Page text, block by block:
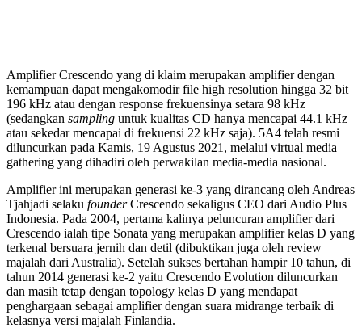
Amplifier Crescendo yang di klaim merupakan amplifier dengan
kemampuan dapat mengakomodir file high resolution hingga 32 bit
196 kHz atau dengan response frekuensinya setara 98 kHz
(sedangkan sampling untuk kualitas CD hanya mencapai 44.1 kHz
atau sekedar mencapai di frekuensi 22 kHz saja). 5A4 telah resmi
diluncurkan pada Kamis, 19 Agustus 2021, melalui virtual media
gathering yang dihadiri oleh perwakilan media-media nasional.
Amplifier ini merupakan generasi ke-3 yang dirancang oleh Andreas
Tjahjadi selaku founderCrescendo sekaligus CEO dari Audio Plus
Indonesia. Pada 2004, pertama kalinya peluncuran amplifier dari
Crescendo ialah tipe Sonata yang merupakan amplifier kelas D yang
terkenal bersuara jernih dan detil (dibuktikan juga oleh review
majalah dari Australia). Setelah sukses bertahan hampir 10 tahun, di
tahun 2014 generasi ke-2 yaitu Crescendo Evolution diluncurkan
dan masih tetap dengan topology kelas D yang mendapat
penghargaan sebagai amplifier dengan suara midrange terbaik di
kelasnya versi majalah Finlandia.